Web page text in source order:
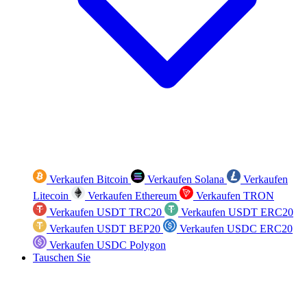
Verkaufen Bitcoin Verkaufen Solana
Verkaufen
Litecoin
Verkaufen Ethereum
Verkaufen TRON
Verkaufen USDT TRC20
Verkaufen USDT ERC20
Verkaufen USDT BEP20
Verkaufen USDC ERC20
Verkaufen USDC Polygon
Tauschen Sie